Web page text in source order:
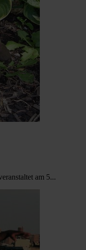
am 5...